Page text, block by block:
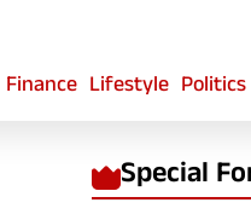
Finance Lifestyle Politics
Special